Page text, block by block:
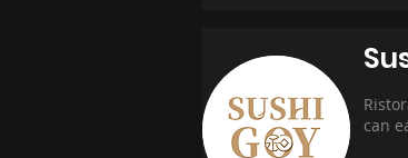
can